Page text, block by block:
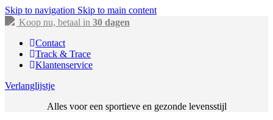
Skip to navigation Skip to main content
Koop nu, betaal in 30 dagen
Contact
Track & Trace
Klantenservice
Verlanglijstje
Alles voor een sportieve en gezonde levensstijl